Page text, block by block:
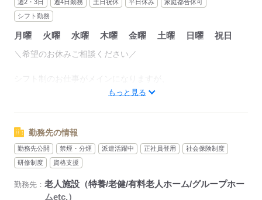
・深夜時間（22：00～翌5：00）は割り増し
・交通費全額支給
08：30 出勤・夜勤スタッフからの申し送り
09：30 排泄介助や入居者の健康チェック
11：30 昼食準備、食事介助 食後に、服薬介助や口腔ケア
15：00 散歩などの生活支援 入浴介助・機能訓練
週2・3日 週4日勤務 土日祝休 平日休み
家庭都合休可
シフト勤務
月曜 火曜 水曜 木曜 金曜 土曜 日曜 祝日
＼希望のお休みご相談ください／
週2日～、フルタイム、固定休など
※連休もOKです
もっと見る
勤務先の情報
勤務先公開 禁煙・分煙 派遣活躍中 正社員登用
社会保険制度
研修制度
資格支援
勤務先： 老人施設（特養/老健/有料老人ホーム/グループホー
ムetc.）